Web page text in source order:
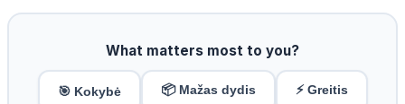
What matters most to you?
🎯 Kokybė 📦 Mažas dydis ⚡ Greitis